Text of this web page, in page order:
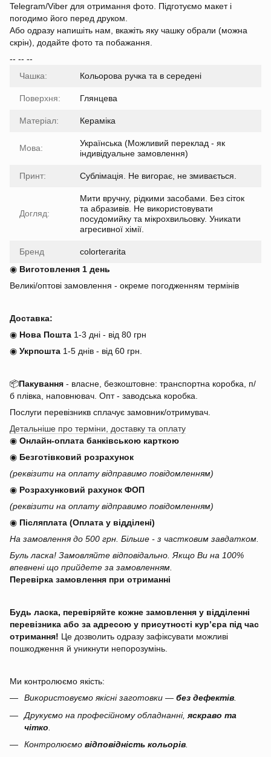
Telegram/Viber для отримання фото. Підготуємо макет і
погодимо його перед друком.
Або одразу напишіть нам, вкажіть яку чашку обрали (можна
скрін), додайте фото та побажання.
-- -- --
Чашка:
Кольорова ручка та в середені
Поверхня: Глянцева
Матеріал: Кераміка
Мова:
Українська (Можливий переклад - як
індивідуальне замовлення)
Принт: Сублімація. Не вигорає, не змивається.
Догляд:
Мити вручну, рідкими засобами. Без сіток
та абразивів. Не використовувати
посудомийку та мікрохвильовку. Уникати
агресивної хімії.
Бренд
colorterarita
◉ Виготовлення 1 день
Великі/оптові замовлення - окреме погодженням термінів
Доставка:
◉ Нова Пошта 1-3 дні - від 80 грн
◉ Укрпошта 1-5 днів - від 60 грн.
📦Пакування - власне, безкоштовне: транспортна коробка, п/
б плівка, наповнювач. Опт - заводська коробка.
Послуги перевізникв сплачує замовник/отримувач.
Детальніше про терміни, доставку та оплату
◉ Онлайн-оплата банківською карткою
◉ Безготівковий розрахунок
(реквізити на оплату відправимо повідомленням)
◉ Розрахунковий рахунок ФОП
(реквізити на оплату відправимо повідомленням)
◉ Післяплата (Оплата у відділені)
На замовлення до 500 грн. Більше - з частковим завдатком.
Буль ласка! Замовляйте відповідально. Якщо Ви на 100%
впевнені що прийдете за замовленням.
Перевірка замовлення при отриманні
Будь ласка, перевіряйте кожне замовлення у відділенні
перевізника або за адресою у присутності кур’єра під час
отримання! Це дозволить одразу зафіксувати можливі
пошкодження й уникнути непорозумінь.
Ми контролюємо якість:
Використовуємо якісні заготовки — без дефектів
Друкуємо на професійному обладнанні, яскраво та
чітко
Контролюємо відповідність кольорів